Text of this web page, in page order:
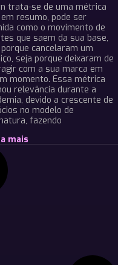
trata-se de uma métrica
em resumo, pode ser
como o movimento de
que saem da sua base,
cancelaram um
seja porque deixaram de
com a sua marca em
momento. Essa métrica
relevância durante a
devido a crescente de
no modelo de
fazendo
mais